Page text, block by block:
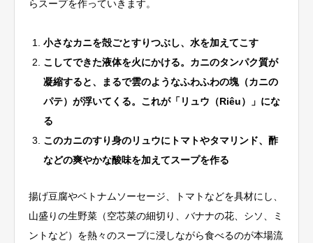
らスープを作っていきます。
小さなカニを殻ごとすりつぶし、水を加えてこす
こしてできた液体を火にかける。カニのタンパク質が
凝縮すると、まるで雲のようなふわふわの塊（カニの
パテ）が浮いてくる。これが「リュウ（Riêu）」にな
る
このカニのすり身のリュウにトマトやタマリンド、酢
などの爽やかな酸味を加えてスープを作る
揚げ豆腐やベトナムソーセージ、トマトなどを具材にし、
山盛りの生野菜（空芯菜の細切り、バナナの花、シソ、ミ
ントなど）を熱々のスープに浸しながら食べるのが本場流